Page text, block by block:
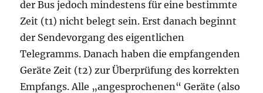
der Bus jedoch mindestens für eine bestimmte
Zeit (t1) nicht belegt sein. Erst danach beginnt
der Sendevorgang des eigentlichen
Telegramms. Danach haben die empfangenden
Geräte Zeit (t2) zur Überprüfung des korrekten
Empfangs. Alle „angesprochenen“ Geräte (also